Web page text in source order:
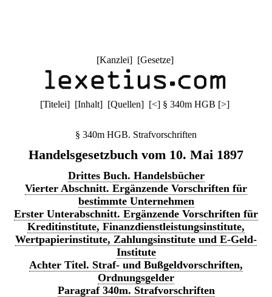
[Kanzlei] [Gesetze]
[Titelei] [Inhalt] [Quellen] [<] § 340m HGB [>]
§ 340m HGB. Strafvorschriften
Handelsgesetzbuch vom 10. Mai 1897
Drittes Buch. Handelsbücher
Vierter Abschnitt. Ergänzende Vorschriften für
bestimmte Unternehmen
Erster Unterabschnitt. Ergänzende Vorschriften für
Kreditinstitute, Finanzdienstleistungsinstitute,
Wertpapierinstitute, Zahlungsinstitute und E-Geld-
Institute
Achter Titel. Straf- und Bußgeldvorschriften,
Ordnungsgelder
Paragraf 340m. Strafvorschriften